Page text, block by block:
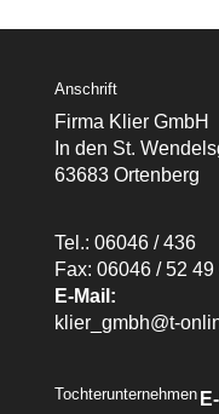
Anschrift
Firma Klier GmbH
In den St.
63683 Ortenberg
Tel.: 06046 / 436
Fax: 06046 / 52 49
E-Mail:
klier_gmbh@t-
Tochterunternehmen